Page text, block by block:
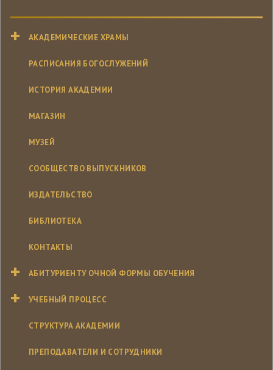
АКАДЕМИЧЕСКИЕ ХРАМЫ
РАСПИСАНИЯ БОГОСЛУЖЕНИЙ
ИСТОРИЯ АКАДЕМИИ
МАГАЗИН
МУЗЕЙ
СООБЩЕСТВО ВЫПУСКНИКОВ
ИЗДАТЕЛЬСТВО
БИБЛИОТЕКА
КОНТАКТЫ
АБИТУРИЕНТУ ОЧНОЙ ФОРМЫ ОБУЧЕНИЯ
УЧЕБНЫЙ ПРОЦЕСС
СТРУКТУРА АКАДЕМИИ
ПРЕПОДАВАТЕЛИ И СОТРУДНИКИ